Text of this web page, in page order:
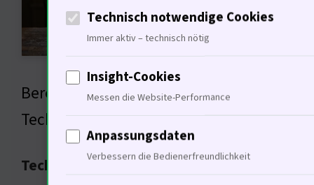
Bereich investiert. Der Markt ist stark
Technologieexperte wie Gunther
Technologische Trends im Logistiksektor
Technisch notwendige Cookies
Immer aktiv – technisch nötig
Insight-Cookies
Messen die Website-Performance
Anpassungsdaten
Verbessern die Bedienerfreundlichkeit